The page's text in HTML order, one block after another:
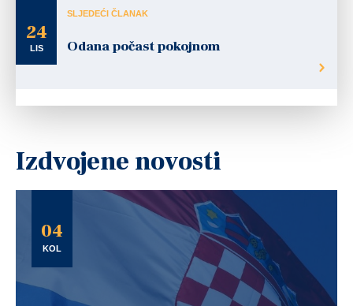
24
LIS
SLJEDEĆI ČLANAK
Odana počast pokojnom
Izdvojene novosti
04
KOL